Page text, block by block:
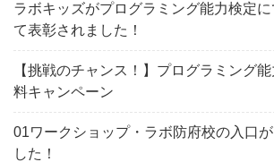
ラボキッズがプログラミング能力検定
て表彰されました！
【挑戦のチャンス！】プログラミング
料キャンペーン
01ワークショップ・ラボ防府校の入口
した！